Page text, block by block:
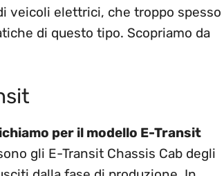
veicoli elettrici, che troppo spesso
di questo tipo. Scopriamo da
per il modello E-Transit
gli E-Transit Chassis Cab degli